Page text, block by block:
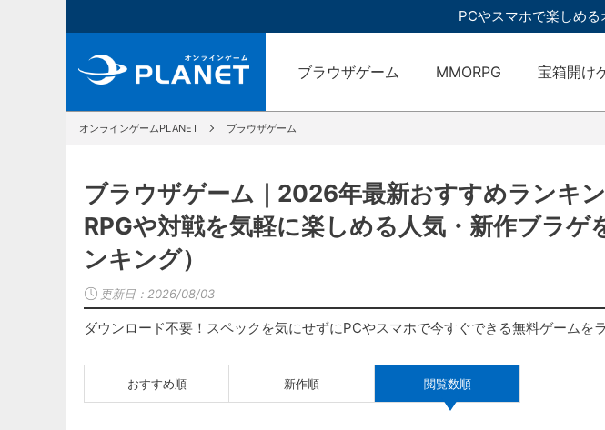
PCやスマホで楽しめる
ブラウザゲーム MMORPG 宝箱開け
オンラインゲームPLANET ブラウザゲーム
ブラウザゲーム｜2026年最新おすすめランキン
RPGや対戦を気軽に楽しめる人気・新作ブラゲ
ンキング）
更新日： 2026/08/03
ダウンロード不要！スペックを気にせずにPCやスマホで今すぐできる無料ゲームを
おすすめ順 新作順 閲覧数順